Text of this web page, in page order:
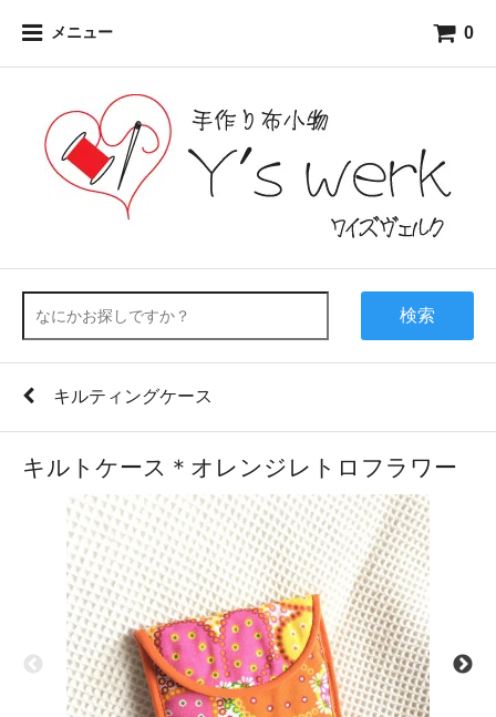
メニュー 0
検索
キルティングケース
キルトケース＊オレンジレトロフラワー